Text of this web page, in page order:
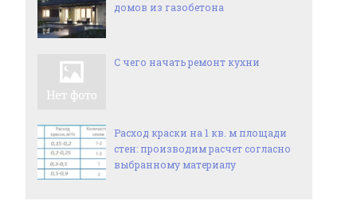
домов из газобетона
С чего начать ремонт кухни
Расход краски на 1 кв. м площади
стен: производим расчет согласно
выбранному материалу